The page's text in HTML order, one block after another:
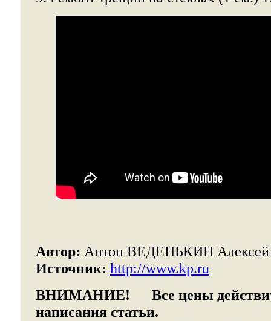
Автор: Антон ВЕДЕНЬКИН
Источник: http://www.kp.ru
ВНИМАНИЕ! Все цены
написания статьи.